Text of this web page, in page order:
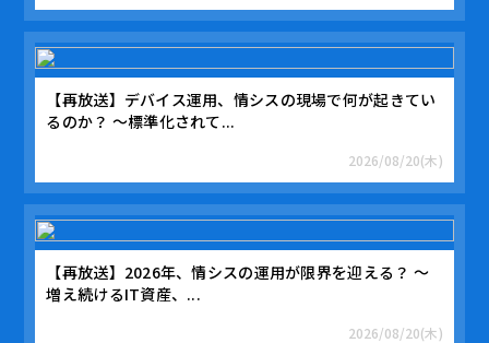
【再放送】デバイス運用、情シスの現場で何が起きてい
るのか？ ～標準化されて...
2026/08/20(木)
【再放送】2026年、情シスの運用が限界を迎える？ 〜
増え続けるIT資産、...
2026/08/20(木)